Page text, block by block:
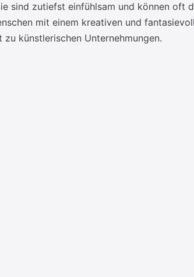
sind zutiefst einfühlsam und können oft
mit einem kreativen und
künstlerischen Unternehmungen.